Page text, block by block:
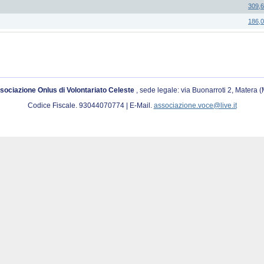
Onlus di Volontariato Celeste , sede legale: via Buonarroti 2, Matera
Codice Fiscale. 93044070774 | E-Mail. associazione.voce@live.it